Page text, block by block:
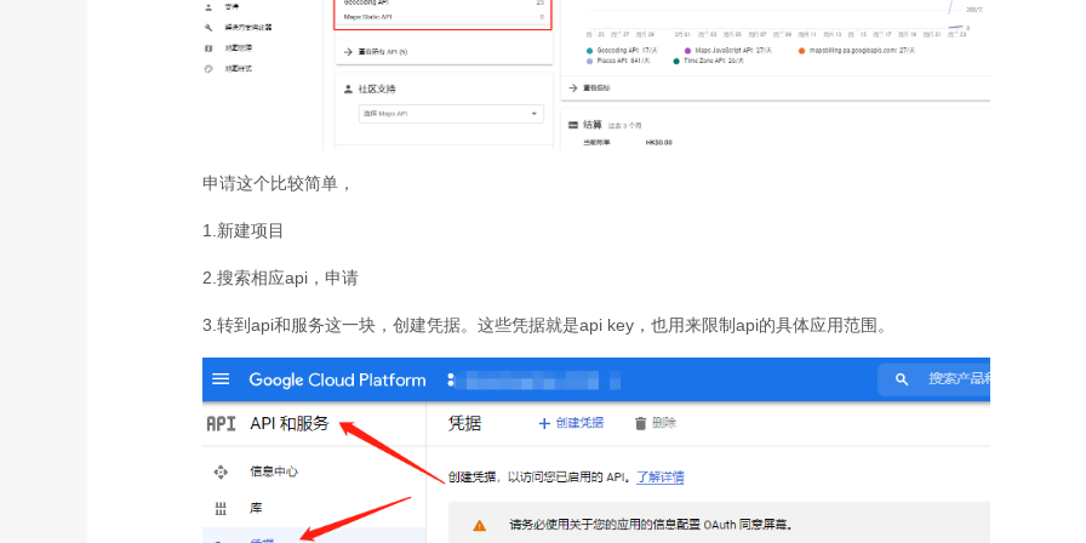
申请这个比较简单，
1.新建项目
2.搜索相应api，申请
3.转到api和服务这一块，创建凭据。这些凭据就是api key，也用来限制api的具体应用范围。